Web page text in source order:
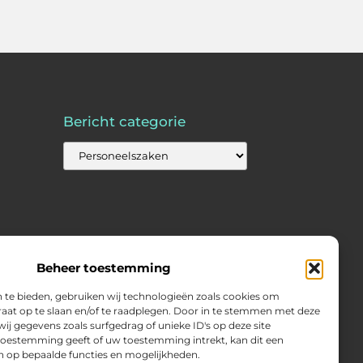
Beheer toestemming
te bieden, gebruiken wij technologieën zoals cookies om
op te slaan en/of te raadplegen. Door in te stemmen met deze
gegevens zoals surfgedrag of unieke ID's op deze site
geeft of uw toestemming intrekt, kan dit een
op bepaalde functies en mogelijkheden.
Bericht categorie